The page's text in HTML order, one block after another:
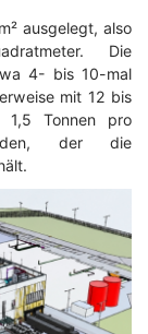
ausgelegt, also
Die
4- bis 10-mal
mit 12 bis
Tonnen pro
der die